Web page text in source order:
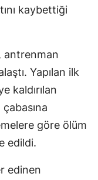
kaybettiği
antrenman
Yapılan ilk
kaldırılan
göre ölüm
edildi.
edinen